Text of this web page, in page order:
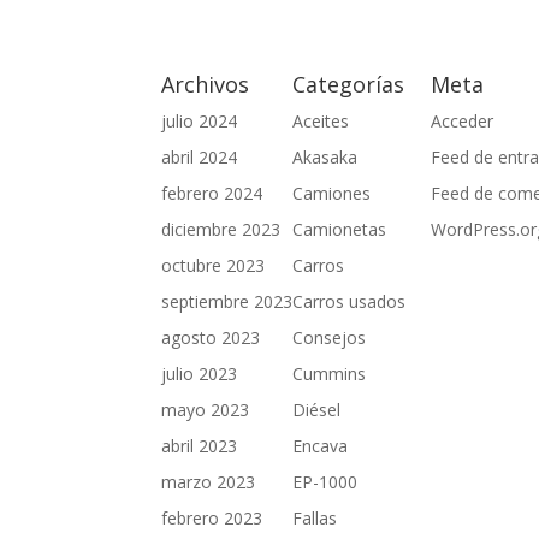
Archivos
julio 2024
abril 2024
febrero 2024
diciembre 2023
octubre 2023
septiembre 2023
agosto 2023
julio 2023
mayo 2023
abril 2023
marzo 2023
febrero 2023
Categorías
Aceites
Akasaka
Camiones
Camionetas
Carros
Carros usados
Consejos
Cummins
Diésel
Encava
EP-1000
Fallas
Meta
Acceder
Feed de
Feed de